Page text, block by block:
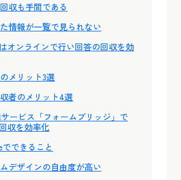
収も手間である
情報が一覧で見られない
オンラインで行い回答の回収を効
メリット3選
者のメリット4選
ービス「フォームブリッジ」で
収を効率化
できること
デザインの自由度が高い